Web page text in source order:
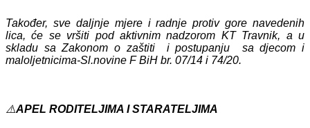
Također, sve daljnje mjere i radnje protiv gore navedenih
lica, će se vršiti pod aktivnim nadzorom KT Travnik, a u
skladu sa Zakonom o zaštiti i postupanju sa djecom i
maloljetnicima-Sl.novine F BiH br. 07/14 i 74/20.
⚠️APEL RODITELJIMA I STARATELJIMA